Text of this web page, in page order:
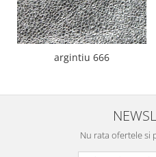
argintiu 666
Nu rata ofertele si